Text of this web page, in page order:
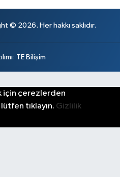
© 2026. Her hakkı saklıdır.
: TE Bilişim
için çerezlerden
tıklayın. Gizlilik